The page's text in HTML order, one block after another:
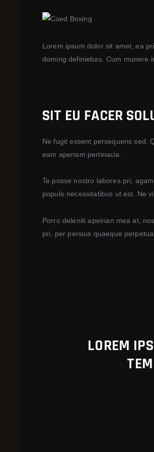
Lorem ipsum dolor sit amet, ea
doming definiebas. Cum munere
SIT EU FACER
Ne fugit essent persequeris sed.
eam aperiam pertinacia.
Te posse nostro labores pri,
populo necessitatibus ut est. Ne
Porro deleniti apeirian mea at,
pri, per persius quaeque
LOREM